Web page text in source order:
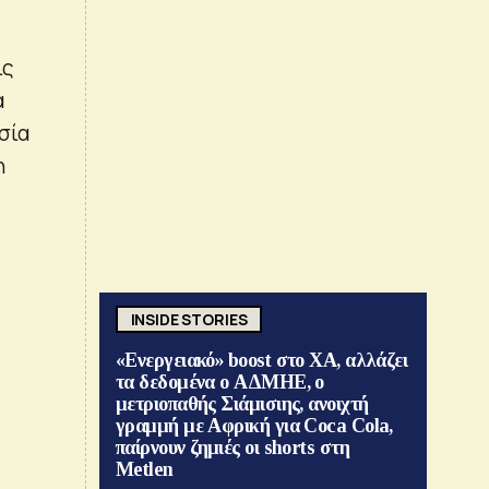
INSIDE STORIES
«Ενεργειακό» boost στο ΧΑ, αλλάζει
τα δεδομένα ο ΑΔΜΗΕ, ο
μετριοπαθής Σιάμισιης, ανοιχτή
γραμμή με Αφρική για Coca Cola,
παίρνουν ζημιές οι shorts στη
Metlen